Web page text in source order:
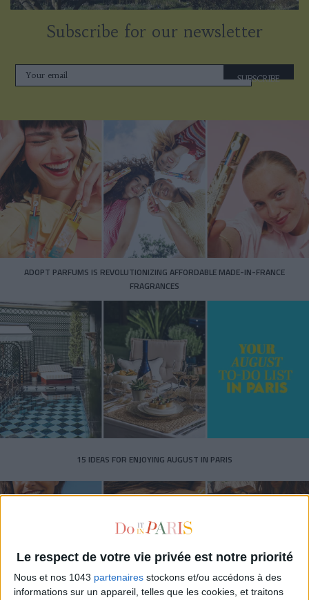
Le respect de votre vie privée est notre priorité
Nous et nos 1043 partenaires stockons et/ou accédons à des
informations sur un appareil, telles que les cookies, et traitons
Subscribe for our newsletter
SUBSCRIBE
ADOPT PARFUMS IS REVOLUTIONIZING AFFORDABLE MADE-IN-FRANCE
FRAGRANCES
15 IDEAS FOR ENJOYING AUGUST IN PARIS